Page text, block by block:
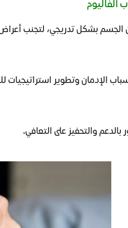
الجسم بشكل تدريجي، لتجنب
الإدمان وتطوير استراتيجيات
والتحفيز على التعافي.